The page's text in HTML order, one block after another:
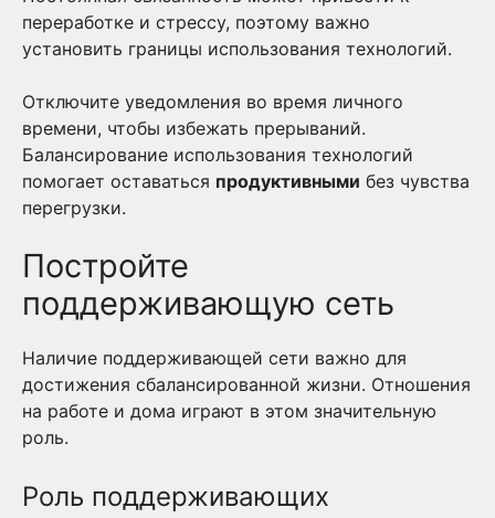
переработке и стрессу, поэтому важно
установить границы использования технологий.
Отключите уведомления во время личного
времени, чтобы избежать прерываний.
Балансирование использования технологий
помогает оставаться продуктивными без чувства
перегрузки.
Постройте
поддерживающую сеть
Наличие поддерживающей сети важно для
достижения сбалансированной жизни. Отношения
на работе и дома играют в этом значительную
роль.
Роль поддерживающих